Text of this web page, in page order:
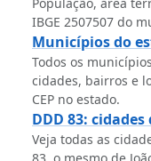
IBGE 2507507 do
Municípios do
Todos os
cidades, bairros e
CEP no estado.
DDD 83:
Veja todas as